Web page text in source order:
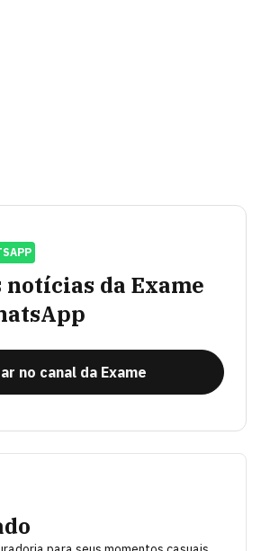
notícias da Exame
no canal da Exame